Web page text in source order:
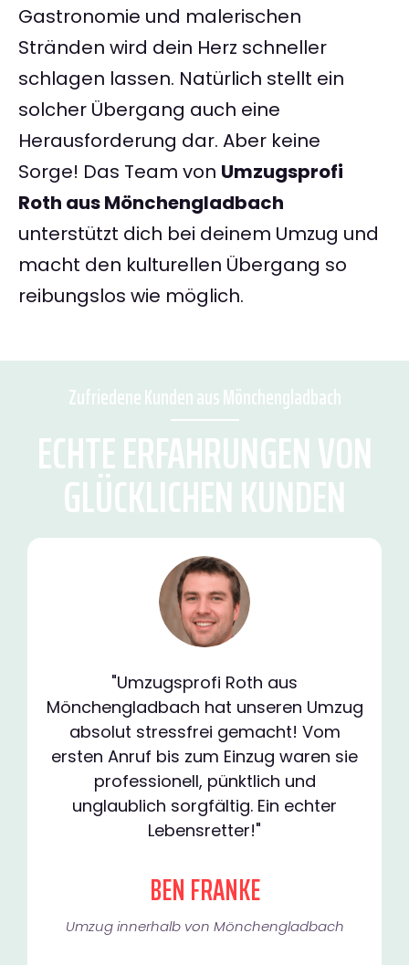
Gastronomie und malerischen
Stränden wird dein Herz schneller
schlagen lassen. Natürlich stellt ein
solcher Übergang auch eine
Herausforderung dar. Aber keine
Sorge! Das Team von Umzugsprofi
Roth aus Mönchengladbach
unterstützt dich bei deinem Umzug und
macht den kulturellen Übergang so
reibungslos wie möglich.
Zufriedene Kunden aus Mönchengladbach
ECHTE ERFAHRUNGEN VON
GLÜCKLICHEN KUNDEN
"Umzugsprofi Roth aus
Mönchengladbach hat unseren Umzug
absolut stressfrei gemacht! Vom
ersten Anruf bis zum Einzug waren sie
professionell, pünktlich und
unglaublich sorgfältig. Ein echter
Lebensretter!"
BEN FRANKE
Umzug innerhalb von Mönchengladbach​